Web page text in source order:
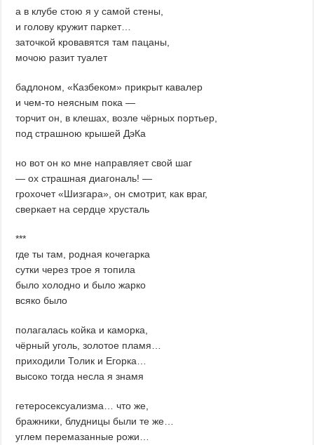
а в клубе стою я у самой стены,
и голову кружит паркет…
заточкой кровавятся там пацаны,
мочою разит туалет
бадлоном, «Казбеком» прикрыт кавалер
и чем-то неясным пока —
торчит он, в клешах, возле чёрных портьер,
под страшною крышей ДэКа
но вот он ко мне направляет свой шаг
— ох страшная диагональ! —
грохочет «Шизгара», он смотрит, как враг,
сверкает на сердце хрусталь
***
где ты там, родная кочегарка
сутки через трое я топила
было холодно и было жарко
всяко было
полагалась койка и каморка,
чёрный уголь, золотое пламя…
приходили Толик и Егорка…
высоко тогда несла я знамя
гетеросексуализма… что же,
бражники, блудницы были те же…
углем перемазанные рожи…